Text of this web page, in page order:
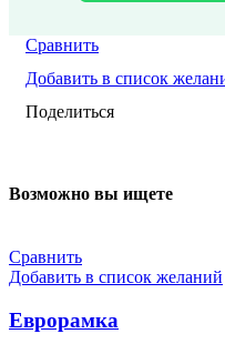
Сравнить
Добавить в список
Поделиться
Возможно вы ищете
Сравнить
Добавить в список желаний
Еврорамка